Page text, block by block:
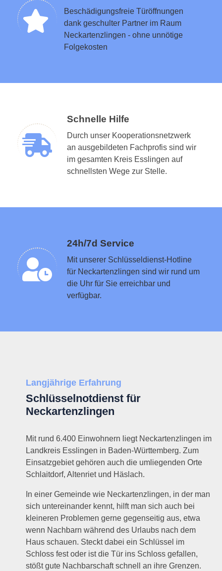
Beschädigungsfreie Türöffnungen
dank geschulter Partner im Raum
Neckartenzlingen - ohne unnötige
Folgekosten
Schnelle Hilfe
Durch unser Kooperationsnetzwerk
an ausgebildeten Fachprofis sind wir
im gesamten Kreis Esslingen auf
schnellsten Wege zur Stelle.
24h/7d Service
Mit unserer Schlüsseldienst-Hotline
für Neckartenzlingen sind wir rund um
die Uhr für Sie erreichbar und
verfügbar.
Schlüsseldienst in der Nähe vermitteln
Langjährige Erfahrung
Schlüsselnotdienst für
Neckartenzlingen
Mit rund 6.400 Einwohnern liegt Neckartenzlingen im
Landkreis Esslingen in Baden-Württemberg. Zum
Einsatzgebiet gehören auch die umliegenden Orte
Schlaitdorf, Altenriet und Häslach.
In einer Gemeinde wie Neckartenzlingen, in der man
sich untereinander kennt, hilft man sich auch bei
kleineren Problemen gerne gegenseitig aus, etwa
wenn Nachbarn während des Urlaubs nach dem
Haus schauen. Steckt dabei ein Schlüssel im
Schloss fest oder ist die Tür ins Schloss gefallen,
stößt gute Nachbarschaft schnell an ihre Grenzen.